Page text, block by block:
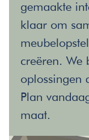
gemaakte
klaar om
creëren. We
oplossingen
Plan
maat.